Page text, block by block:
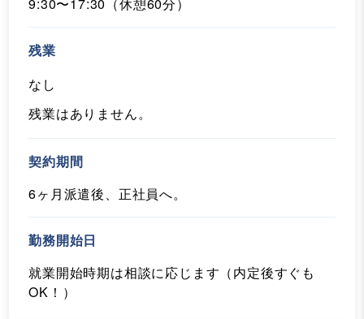
残業
なし
残業はありません。
契約期間
6ヶ月派遣後、正社員へ。
勤務開始日
就業開始時期は相談に応じます（内定後すぐも
OK！）